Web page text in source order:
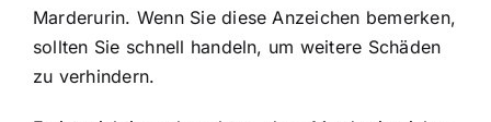
Marderurin. Wenn Sie diese Anzeichen bemerken,
sollten Sie schnell handeln, um weitere Schäden
zu verhindern.